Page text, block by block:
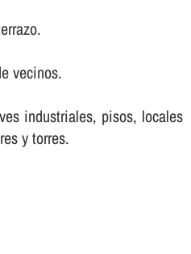
vecinos.
industriales, pisos, locales
y torres.